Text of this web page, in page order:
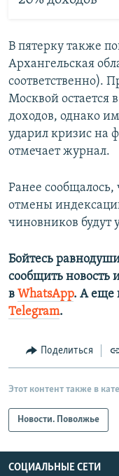
В пятерку также
Архангельская
соответственно).
Москвой остается
доходов, однако
ударил кризис на
отмечает журнал.
Ранее сообщалось,
отмены
чиновников будут
Бойтесь
сообщить новость
в WhatsApp. А еще
Telegram.
Поделиться
Этот контент также в
Новости. Поволжье
СОЦИАЛЬНЫЕ СЕТИ